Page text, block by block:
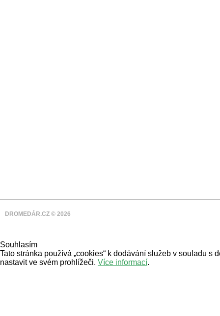
DROMEDÁR.CZ © 2026
Souhlasím
Tato stránka používá „cookies“ k dodávání služeb v souladu s
nastavit ve svém prohlížeči. Více informací.